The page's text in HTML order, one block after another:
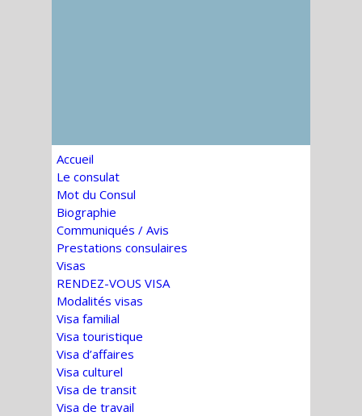
Accueil
Le consulat
Mot du Consul
Biographie
Communiqués / Avis
Prestations consulaires
Visas
RENDEZ-VOUS VISA
Modalités visas
Visa familial
Visa touristique
Visa d’affaires
Visa culturel
Visa de transit
Visa de travail